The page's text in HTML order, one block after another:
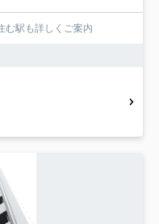
む駅も詳しくご案内